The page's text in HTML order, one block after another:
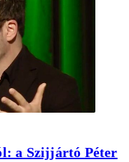
a Szijjártó Péter